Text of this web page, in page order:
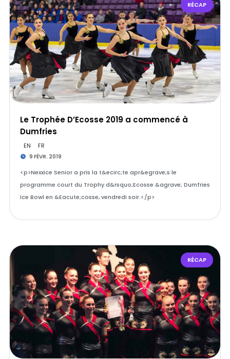
RÉCAP
Le Trophée D’Ecosse 2019 a commencé à
Dumfries
EN FR
9 FÉVR. 2019
<p>Nexxice Senior a pris la t&ecirc;te apr&egrave;s le
programme court du Trophy d&rsquo;Ecosse &agrave; Dumfries
Ice Bowl en &Eacute;cosse, vendredi soir.</p>
RÉCAP